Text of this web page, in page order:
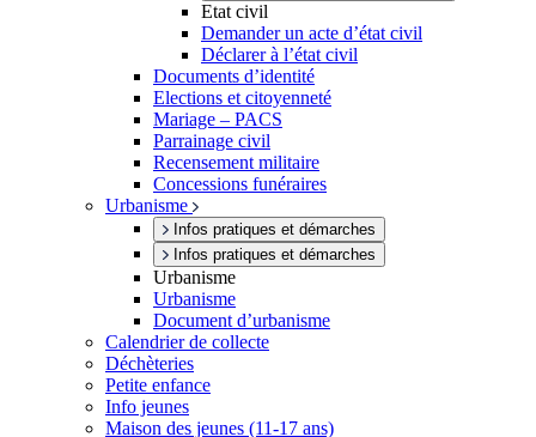
Etat civil
Demander un acte d’état civil
Déclarer à l’état civil
Documents d’identité
Elections et citoyenneté
Mariage – PACS
Parrainage civil
Recensement militaire
Concessions funéraires
Urbanisme
Infos pratiques et démarches
Infos pratiques et démarches
Urbanisme
Urbanisme
Document d’urbanisme
Calendrier de collecte
Déchèteries
Petite enfance
Info jeunes
Maison des jeunes (11-17 ans)